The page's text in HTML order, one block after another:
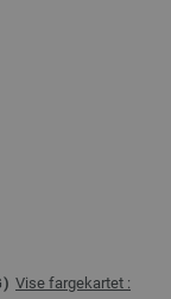
Vise fargekartet :